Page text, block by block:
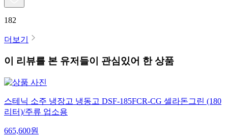
182
더보기
이 리뷰를 본 유저들이 관심있어 한 상품
스테닉 소주 냉장고 냉동고 DSF-185FCR-CG 셀라돈그린 (180
리터)/주류 업소용
665,600원